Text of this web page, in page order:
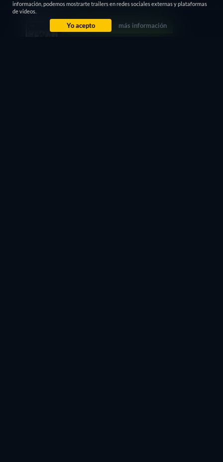
información, podemos mostrarte trailers en redes sociales externas y plataformas
de videos.
Yo acepto más información